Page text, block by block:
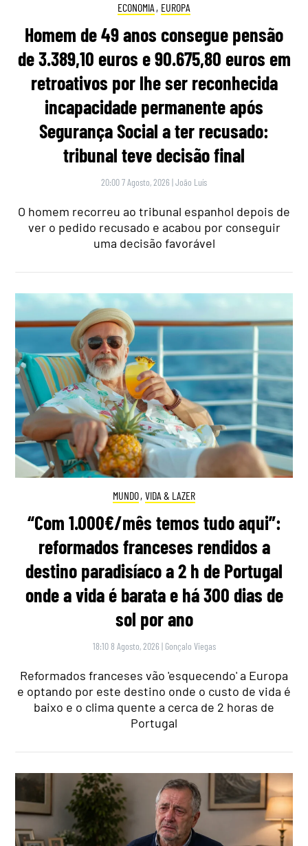
ECONOMIA , EUROPA
Homem de 49 anos consegue pensão
de 3.389,10 euros e 90.675,80 euros em
retroativos por lhe ser reconhecida
incapacidade permanente após
Segurança Social a ter recusado:
tribunal teve decisão final
20:00 7 Agosto, 2026 |João Luís
O homem recorreu ao tribunal espanhol depois de
ver o pedido recusado e acabou por conseguir
uma decisão favorável
MUNDO, VIDA & LAZER
“Com 1.000€/mês temos tudo aqui”:
reformados franceses rendidos a
destino paradisíaco a 2 h de Portugal
onde a vida é barata e há 300 dias de
sol por ano
18:10 8 Agosto, 2026 | Gonçalo Viegas
Reformados franceses vão 'esquecendo' a Europa
e optando por este destino onde o custo de vida é
baixo e o clima quente a cerca de 2 horas de
Portugal